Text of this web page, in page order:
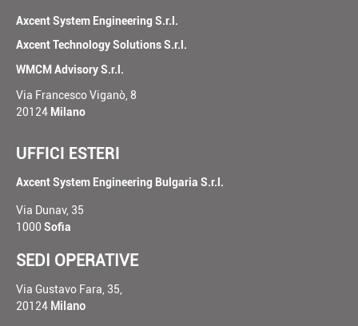
Axcent System Engineering S.r.l.
Axcent Technology Solutions S.r.l.
WMCM Advisory S.r.l.
Via Francesco Viganò, 8
20124 Milano
UFFICI ESTERI
Axcent System Engineering Bulgaria S.r.l.
Via Dunav, 35
1000 Sofia
SEDI OPERATIVE
Via Gustavo Fara, 35,
20124 Milano